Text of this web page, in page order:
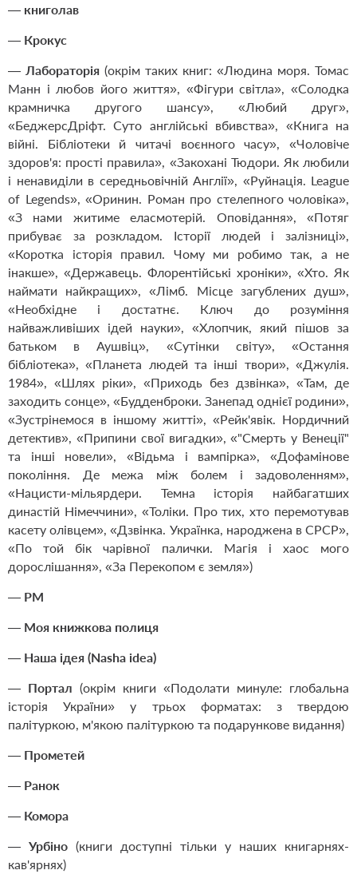
— книголав
— Крокус
— Лабораторія (окрім таких книг: «Людина моря. Томас
Манн і любов його життя», «Фігури світла», «Солодка
крамничка другого шансу», «Любий друг»,
«БеджерсДріфт. Суто англійські вбивства», «Книга на
війні. Бібліотеки й читачі воєнного часу», «Чоловіче
здоров'я: прості правила», «Закохані Тюдори. Як любили
і ненавиділи в середньовічній Англії», «Руйнація. League
of Legends», «Оринин. Роман про стелепного чоловіка»,
«З нами житиме еласмотерій. Оповідання», «Потяг
прибуває за розкладом. Історії людей і залізниці»,
«Коротка історія правил. Чому ми робимо так, а не
інакше», «Державець. Флорентійські хроніки», «Хто. Як
наймати найкращих», «Лімб. Місце загублених душ»,
«Необхідне і достатнє. Ключ до розуміння
найважливіших ідей науки», «Хлопчик, який пішов за
батьком в Аушвіц», «Сутінки світу», «Остання
бібліотека», «Планета людей та інші твори», «Джулія.
1984», «Шлях ріки», «Приходь без дзвінка», «Там, де
заходить сонце», «Будденброки. Занепад однієї родини»,
«Зустрінемося в іншому житті», «Рейк'явік. Нордичний
детектив», «Припини свої вигадки», «"Смерть у Венеції"
та інші новели», «Відьма і вампірка», «Дофамінове
покоління. Де межа між болем і задоволенням»,
«Нацисти-мільярдери. Темна історія найбагатших
династій Німеччини», «Толіки. Про тих, хто перемотував
касету олівцем», «Дзвінка. Українка, народжена в СРСР»,
«По той бік чарівної палички. Магія і хаос мого
дорослішання», «За Перекопом є земля»)
— РМ
— Моя книжкова полиця
— Наша ідея (Nasha idea)
— Портал (окрім книги «Подолати минуле: глобальна
історія України» у трьох форматах: з твердою
палітуркою, м'якою палітуркою та подарункове видання)
— Прометей
— Ранок
— Комора
— Урбіно (книги доступні тільки у наших книгарнях-
кав'ярнях)